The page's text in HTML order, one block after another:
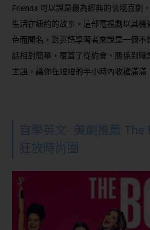
Friends 可以說是最為經典的情境喜劇
生活在紐約的故事。這部電視劇以其機
色而聞名，對英語學習者來說是一個不
話相對簡單，覆蓋了從約會、關係到職
主題，讓你在短短的半小時內收穫滿滿
自學英文- 美劇推薦 The
狂放時尚圈